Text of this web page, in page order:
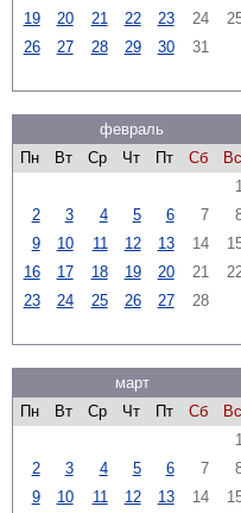
19
20 21 22 23 24
26
27 28 29 30 31
февраль
Пн
Вт Ср Чт Пт Сб
Вс
1
2
3 4 5 6 7
9
10 11 12 13 14
16
17 18 19 20 21
23
24 25 26 27 28
март
Пн
Вт Ср Чт Пт Сб
Вс
1
2
3 4 5 6 7
9
10 11 12 13 14